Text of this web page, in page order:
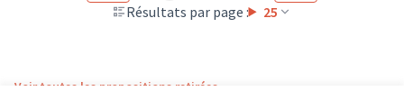
Résultats par page : 25
Voir toutes les propositions retirées